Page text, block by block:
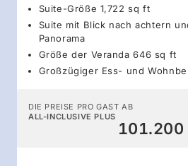
Suite-Größe 1,722 sq ft
Suite mit Blick nach achtern
Panorama
Größe der Veranda 646 sq ft
Großzügiger Ess- und
DIE PREISE PRO GAST AB
ALL-INCLUSIVE PLUS
101.200